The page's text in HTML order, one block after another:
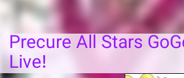
Precure All Stars
Live!